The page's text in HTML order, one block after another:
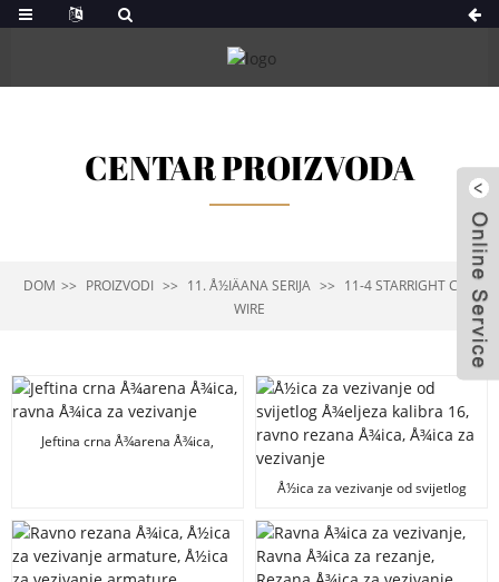
CENTAR PROIZVODA
DOM PROIZVODI 11. Å½IÄANA SERIJA
11-4 STARRIGHT CUT
WIRE
Jeftina crna Å¾arena Å¾ica,
Å½ica za vezivanje od svijetlog
rezana Å¾ica, Å¾ica za vezivanje